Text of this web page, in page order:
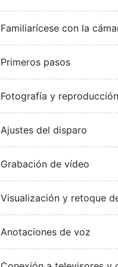
Familiarícese con la
Primeros pasos
Fotografía y
Ajustes del disparo
Grabación de vídeo
Visualización y retoque
Anotaciones de voz